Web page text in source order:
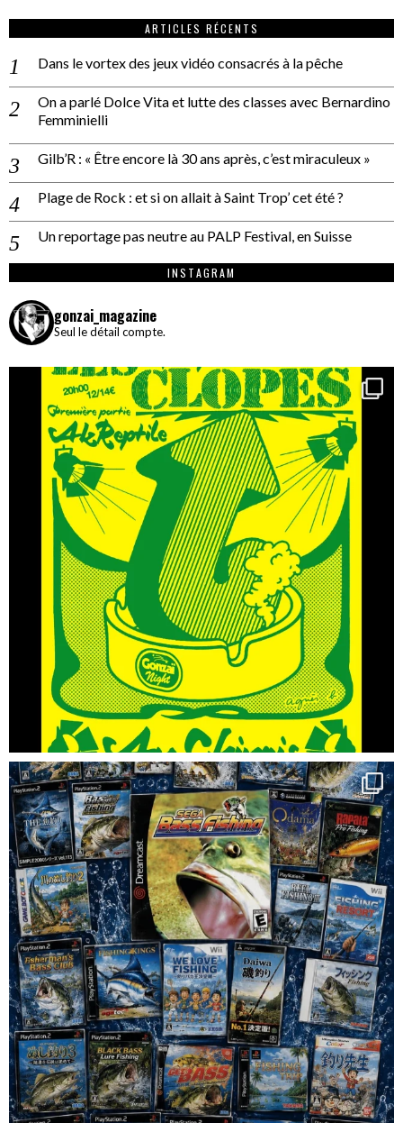
ARTICLES RÉCENTS
Dans le vortex des jeux vidéo consacrés à la pêche
On a parlé Dolce Vita et lutte des classes avec Bernardino
Femminielli
Gilb’R : « Être encore là 30 ans après, c’est miraculeux »
Plage de Rock : et si on allait à Saint Trop’ cet été ?
Un reportage pas neutre au PALP Festival, en Suisse
INSTAGRAM
gonzai_magazine
Seul le détail compte.